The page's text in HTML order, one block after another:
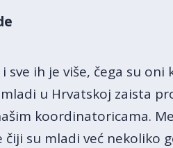
ih je više, čega su oni
u Hrvatskoj zaista
koordinatoricama.
su mladi već nekoliko